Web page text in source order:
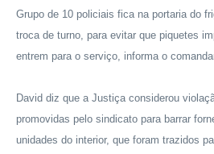
Grupo de 10 policiais fica na portaria do
troca de turno, para evitar que piquetes
entrem para o serviço, informa o
David diz que a Justiça considerou
promovidas pelo sindicato para barrar
unidades do interior, que foram trazidos